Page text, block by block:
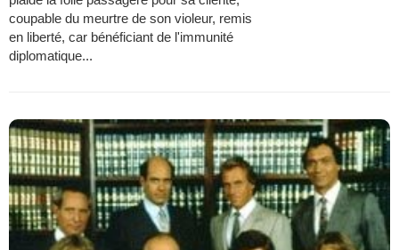
coupable du meurtre de son violeur, remis
en liberté, car bénéficiant de l'immunité
diplomatique...